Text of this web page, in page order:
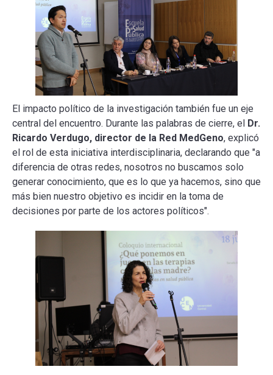
El impacto político de la investigación también fue un eje
central del encuentro. Durante las palabras de cierre, el
Dr.
Ricardo Verdugo, director de la Red MedGeno, explicó
el rol de esta iniciativa interdisciplinaria, declarando que "a
diferencia de otras redes, nosotros no buscamos solo
generar conocimiento, que es lo que ya hacemos, sino que
más bien nuestro objetivo es incidir en la toma de
decisiones por parte de los actores políticos".